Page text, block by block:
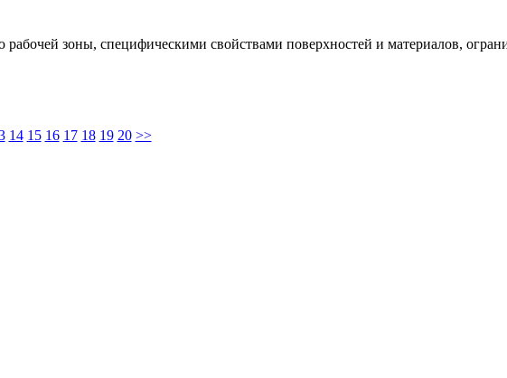
зоны, специфическими свойствами поверхностей и материалов,
14 15 16 17 18 19 20 >>